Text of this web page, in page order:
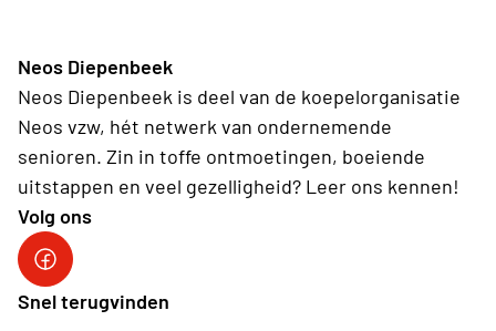
Neos Diepenbeek
Neos Diepenbeek is deel van de koepelorganisatie
Neos vzw, hét netwerk van ondernemende
senioren. Zin in toffe ontmoetingen, boeiende
uitstappen en veel gezelligheid? Leer ons kennen!
Volg ons
Neos Diepenbeek
Snel terugvinden